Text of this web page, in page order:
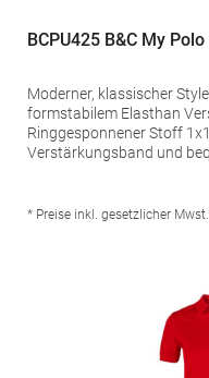
BCPU425 B&C My
Moderner, klassischer Style 1x1-Ripp-Bündchen mit
formstabilem Elasthan Verstärkte Knopfleiste mit 2 Knöpfen
Ringgesponnener Stoff 1x1-Ripp-Kragen Schulternaht mit
Verstärkungsband und
EtikettPfegehinweis: 40
erlaubtGrammatur: 180 g/
* Preise inkl. gesetzlicher